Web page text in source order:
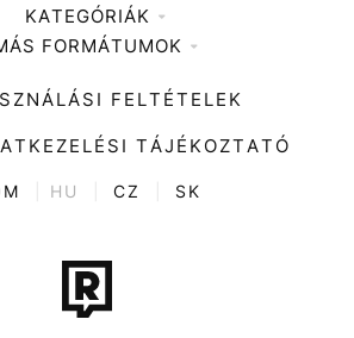
Médiaajánlat
KATEGÓRIÁK
Zene
Divat
Kultúra
ENTR
Tech-Tudomány
Sport
FORMÁTUMOK
FELTÉTELEK
TÁJÉKOZTATÓ
HU CZ SK